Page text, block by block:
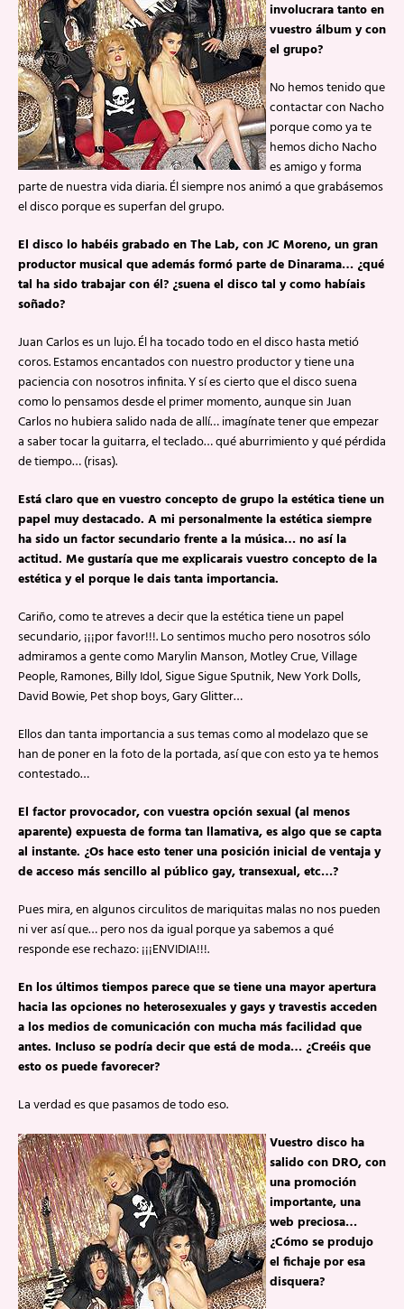
involucrara tanto en
vuestro álbum y con
el grupo?
No hemos tenido que
contactar con Nacho
porque como ya te
hemos dicho Nacho
es amigo y forma
parte de nuestra vida diaria. Él siempre nos animó a que grabásemos
el disco porque es superfan del grupo.
El disco lo habéis grabado en The Lab, con JC Moreno, un gran
productor musical que además formó parte de Dinarama… ¿qué
tal ha sido trabajar con él? ¿suena el disco tal y como habíais
soñado?
Juan Carlos es un lujo. Él ha tocado todo en el disco hasta metió
coros. Estamos encantados con nuestro productor y tiene una
paciencia con nosotros infinita. Y sí es cierto que el disco suena
como lo pensamos desde el primer momento, aunque sin Juan
Carlos no hubiera salido nada de allí… imagínate tener que empezar
a saber tocar la guitarra, el teclado… qué aburrimiento y qué pérdida
de tiempo… (risas).
Está claro que en vuestro concepto de grupo la estética tiene un
papel muy destacado. A mi personalmente la estética siempre
ha sido un factor secundario frente a la música… no así la
actitud. Me gustaría que me explicarais vuestro concepto de la
estética y el porque le dais tanta importancia.
Cariño, como te atreves a decir que la estética tiene un papel
secundario, ¡¡¡por favor!!!. Lo sentimos mucho pero nosotros sólo
admiramos a gente como Marylin Manson, Motley Crue, Village
People, Ramones, Billy Idol, Sigue Sigue Sputnik, New York Dolls,
David Bowie, Pet shop boys, Gary Glitter…
Ellos dan tanta importancia a sus temas como al modelazo que se
han de poner en la foto de la portada, así que con esto ya te hemos
contestado…
El factor provocador, con vuestra opción sexual (al menos
aparente) expuesta de forma tan llamativa, es algo que se capta
al instante. ¿Os hace esto tener una posición inicial de ventaja y
de acceso más sencillo al público gay, transexual, etc…?
Pues mira, en algunos circulitos de mariquitas malas no nos pueden
ni ver así que… pero nos da igual porque ya sabemos a qué
responde ese rechazo: ¡¡¡ENVIDIA!!!.
En los últimos tiempos parece que se tiene una mayor apertura
hacia las opciones no heterosexuales y gays y travestis acceden
a los medios de comunicación con mucha más facilidad que
antes. Incluso se podría decir que está de moda… ¿Creéis que
esto os puede favorecer?
La verdad es que pasamos de todo eso.
Vuestro disco ha
salido con DRO, con
una promoción
importante, una
web preciosa…
¿Cómo se produjo
el fichaje por esa
disquera?